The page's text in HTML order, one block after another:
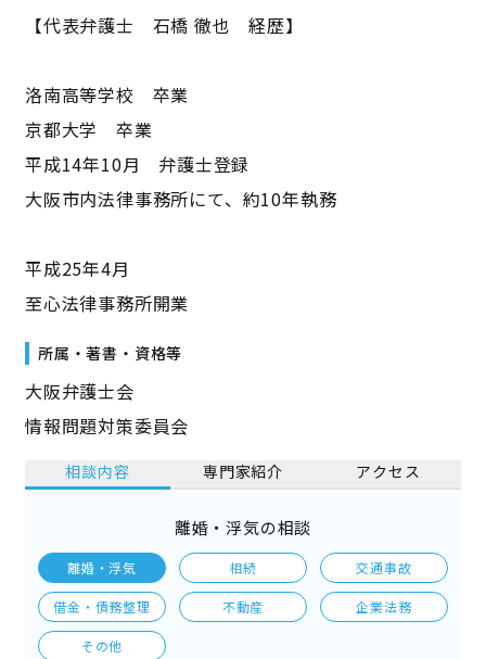
【代表弁護士 石橋 徹也 経歴】
洛南高等学校 卒業
京都大学 卒業
平成14年10月 弁護士登録
大阪市内法律事務所にて、約10年執務
平成25年4月
至心法律事務所開業
所属・著書・資格等
大阪弁護士会
情報問題対策委員会
相談内容 専門家紹介 アクセス
離婚・浮気の相談
離婚・浮気 相続 交通事故
借金・債務整理 不動産 企業法務
その他